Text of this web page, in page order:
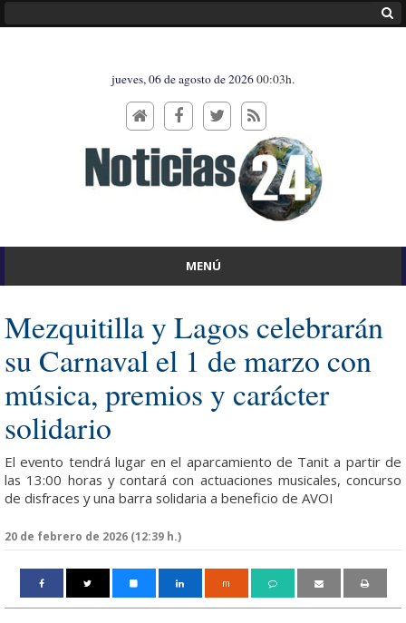
jueves, 06 de agosto de 202600:03h.
MENÚ
Mezquitilla y Lagos celebrarán
su Carnaval el 1 de marzo con
música, premios y carácter
solidario
El evento tendrá lugar en el aparcamiento de Tanit a partir de
las 13:00 horas y contará con actuaciones musicales, concurso
de disfraces y una barra solidaria a beneficio de AVOI
20 de febrero de 2026 (12:39 h.)
m